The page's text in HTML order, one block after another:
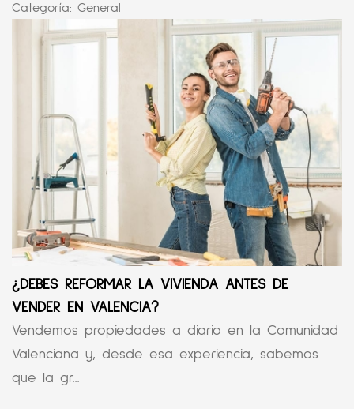
Categoría: General
¿DEBES REFORMAR LA VIVIENDA ANTES DE
VENDER EN VALENCIA?
Vendemos propiedades a diario en la Comunidad
Valenciana y, desde esa experiencia, sabemos
que la gr...